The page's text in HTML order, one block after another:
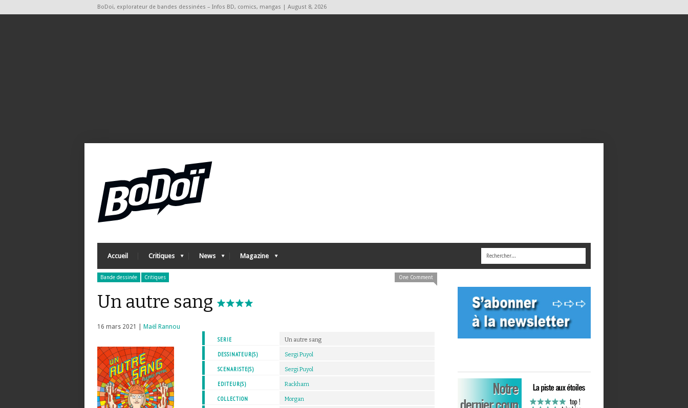
BoDoï, explorateur de bandes dessinées – Infos BD, comics, mangas | August 8, 2026
Accueil Critiques News Magazine
Bande dessinée Critiques One Comment
Un autre sang
16 mars 2021 |
Maël Rannou
SERIE
Un autre sang
DESSINATEUR(S) Sergi Puyol
SCENARISTE(S) Sergi Puyol
EDITEUR(S) Rackham
COLLECTION Morgan